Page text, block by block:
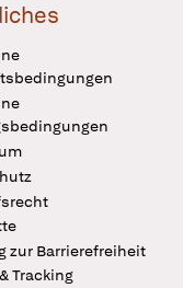
zur Barrierefreiheit
Tracking